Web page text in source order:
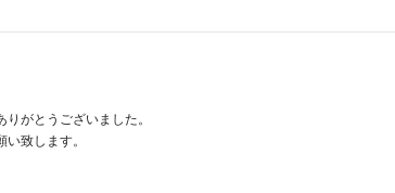
がとうございました。
致します。